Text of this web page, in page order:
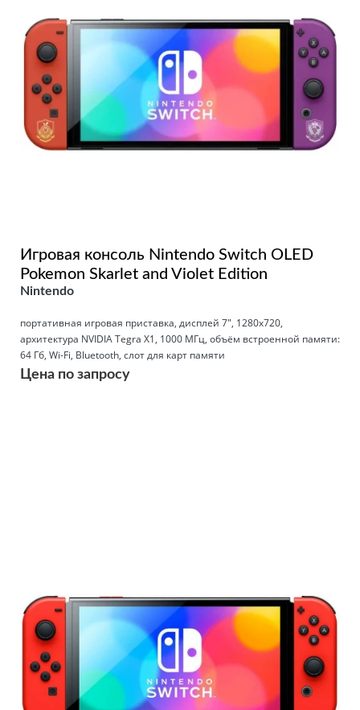
Игровая консоль Nintendo Switch OLED
Pokemon Skarlet and Violet Edition
Nintendo
портативная игровая приставка, дисплей 7", 1280x720,
архитектура NVIDIA Tegra X1, 1000 МГц, объём встроенной памяти:
64 Гб, Wi-Fi, Bluetooth, слот для карт памяти
Цена по запросу